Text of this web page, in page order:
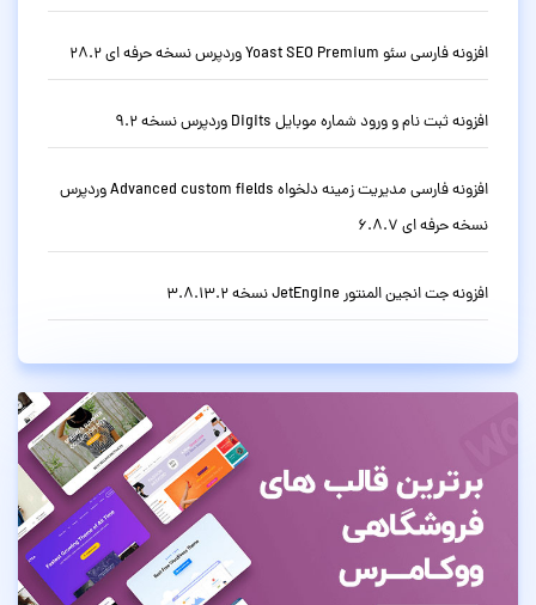
افزونه فارسی سئو Yoast SEO Premium وردپرس نسخه حرفه ای 28.2
افزونه ثبت نام و ورود شماره موبایل Digits وردپرس نسخه 9.2
افزونه فارسی مدیریت زمینه دلخواه Advanced custom fields وردپرس
نسخه حرفه ای 6.8.7
افزونه جت انجین المنتور JetEngine نسخه 3.8.13.2